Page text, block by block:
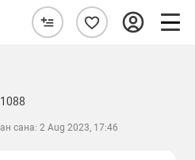
сана: 2 Aug 2023, 17:46